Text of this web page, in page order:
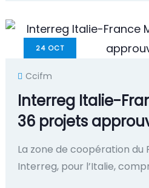
24 OCT
Ccifm
Interreg Italie-
36 projets
La zone de coopération
Interreg, pour l’Italie,